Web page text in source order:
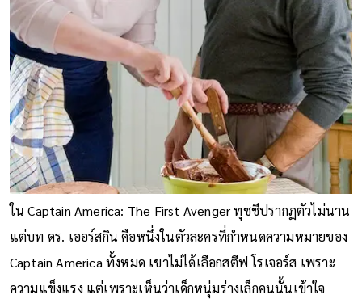
ใน Captain America: The First Avenger ทุชชีปรากฏตัวไม่นาน
แต่บท ดร. เออร์สกิน คือหนึ่งในตัวละครที่กำหนดความหมายของ
Captain America ทั้งหมด เขาไม่ได้เลือกสตีฟ โรเจอร์ส เพราะ